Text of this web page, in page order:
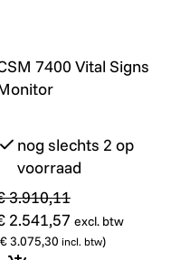
7400 Vital Signs
nog slechts 2 op
voorraad
3.910,11
2.541,57 excl. btw
€ 3.075,30 incl. btw)